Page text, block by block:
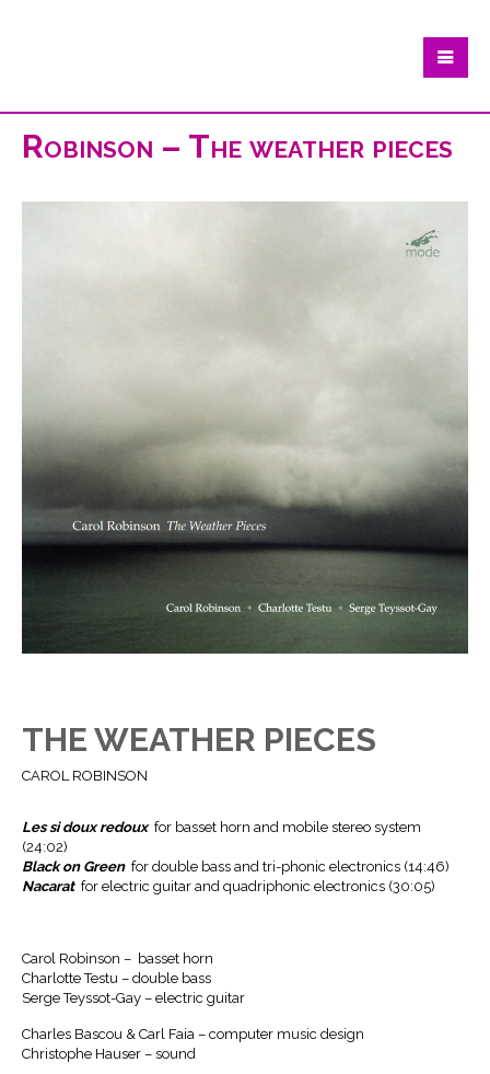
Robinson – The weather pieces
THE WEATHER PIECES
CAROL ROBINSON
Les si doux redoux for basset horn and mobile stereo system
(24:02)
Black on Greenfor double bass and tri-phonic electronics (14:46)
Nacaratfor electric guitar and quadriphonic electronics (30:05)
Carol Robinson – basset horn
Charlotte Testu – double bass
Serge Teyssot-Gay – electric guitar
Charles Bascou & Carl Faia – computer music design
Christophe Hauser – sound